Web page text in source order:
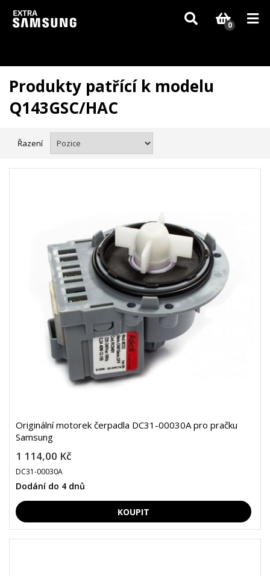
Vzhledem k aktuální situaci se může dodání dílů, které nejsou skladem,
zpozdit. Děkujeme za pochopení.
0
Produkty patřící k modelu
Q143GSC/HAC
Řazení
Originální motorek čerpadla DC31-00030A pro pračku
Samsung
1 114,00 Kč
DC31-00030A
Dodání do 4 dnů